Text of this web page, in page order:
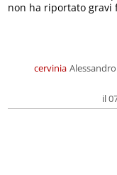
cervinia
il
non ha riportato gravi